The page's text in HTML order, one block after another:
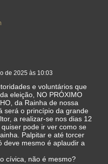
de 2025 às 10:03
e voluntários que
eleição, NO PRÓXIMO
da Rainha de nossa
será o princípio da grande
a realizar-se nos dias 12
pode ir ver como se
Palpitar e até torcer
deve mesmo é aplaudir a
cívica, não é mesmo?